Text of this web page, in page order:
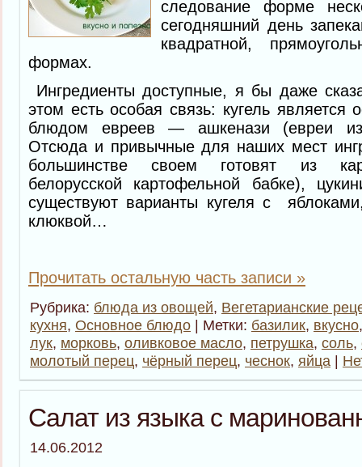
следование форме
сегодняшний день
квадратной,
формах.
Ингредиенты доступные, я бы даже
этом есть особая связь: кугель является
блюдом евреев — ашкенази (евреи
Отсюда и привычные для наших мест
большинстве своем готовят из
белорусской картофельной бабке),
существуют варианты кугеля с
клюквой…
Прочитать остальную часть записи »
Рубрика: блюда из овощей, Вегетарианские
кухня, Основное блюдо | Метки: базилик, вкусно
лук, морковь, оливковое масло, петрушка, соль,
молотый перец, чёрный перец, чеснок, яйца |
Салат из языка с
14.06.2012